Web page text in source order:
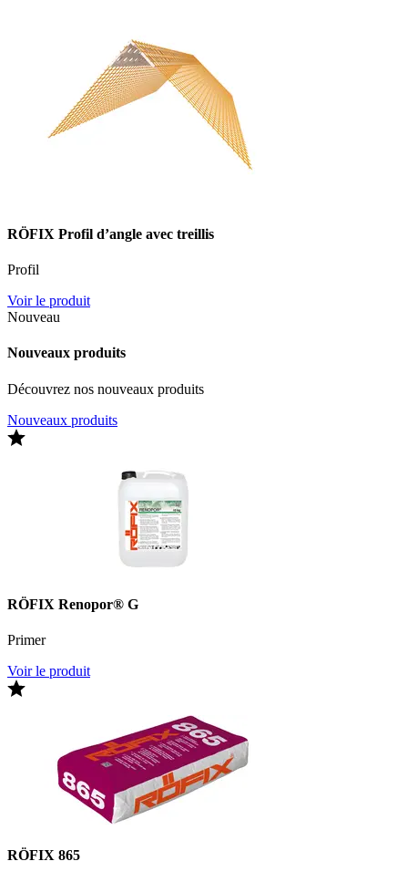
RÖFIX Profil d’angle avec treillis
Profil
Voir le produit
Nouveau
Nouveaux produits
Découvrez nos nouveaux produits
Nouveaux produits
RÖFIX Renopor® G
Primer
Voir le produit
RÖFIX 865